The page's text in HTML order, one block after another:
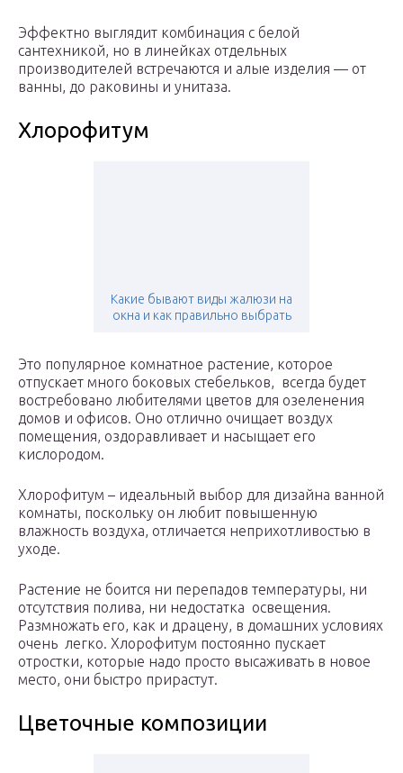
Эффектно выглядит комбинация с белой
сантехникой, но в линейках отдельных
производителей встречаются и алые изделия — от
ванны, до раковины и унитаза.
Хлорофитум
Какие бывают виды жалюзи на
окна и как правильно выбрать
Это популярное комнатное растение, которое
отпускает много боковых стебельков, всегда будет
востребовано любителями цветов для озеленения
домов и офисов. Оно отлично очищает воздух
помещения, оздоравливает и насыщает его
кислородом.
Хлорофитум – идеальный выбор для дизайна ванной
комнаты, поскольку он любит повышенную
влажность воздуха, отличается неприхотливостью в
уходе.
Растение не боится ни перепадов температуры, ни
отсутствия полива, ни недостатка освещения.
Размножать его, как и драцену, в домашних условиях
очень легко. Хлорофитум постоянно пускает
отростки, которые надо просто высаживать в новое
место, они быстро прирастут.
Цветочные композиции